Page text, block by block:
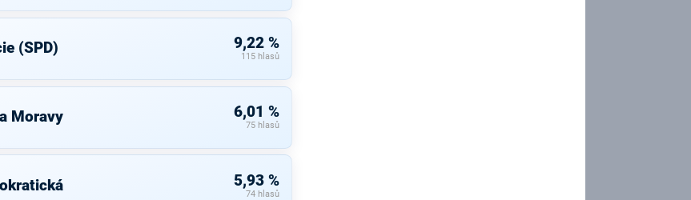
(SPD) 9,22 %
115 hlasů
Moravy 6,01 %
75 hlasů
5,93 %
74 hlasů